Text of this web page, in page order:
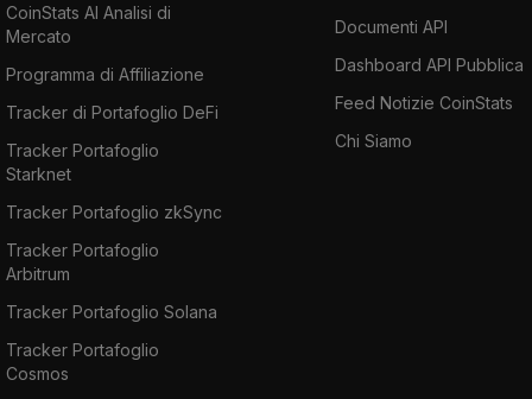
CoinStats AI Analisi di
Mercato
Programma di Affiliazione
Tracker di Portafoglio DeFi
Tracker Portafoglio
Starknet
Tracker Portafoglio zkSync
Tracker Portafoglio
Arbitrum
Tracker Portafoglio Solana
Tracker Portafoglio
Cosmos
Documenti API
Dashboard API Pubblica
Feed Notizie CoinStats
Chi Siamo